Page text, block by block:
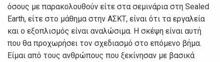
όσους με παρακολουθούν είτε στα σεμινάρια στη Sealed
Earth, είτε στο μάθημα στην ΑΣΚΤ, είναι ότι τα εργαλεία
και ο εξοπλισμός είναι αναλώσιμα. Η σκέψη είναι αυτή
που θα προχωρήσει τον σχεδιασμό στο επόμενο βήμα.
Είμαι από τους ανθρώπους που ξεκίνησαν με βασικά